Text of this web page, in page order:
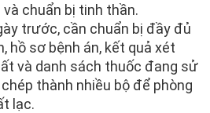
và chuẩn bị tinh thần.
trước, cần chuẩn bị đầy đủ
hồ sơ bệnh án, kết quả xét
và danh sách thuốc đang sử
thành nhiều bộ để phòng
lạc.